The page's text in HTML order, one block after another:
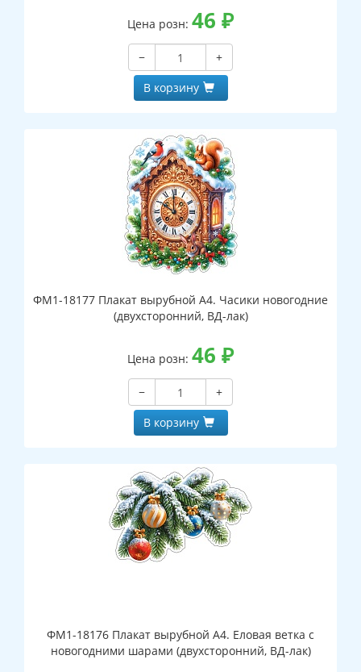
Цена розн: 46 ₽
−
+
В корзину
ФМ1-18177 Плакат вырубной А4. Часики новогодние
(двухсторонний, ВД-лак)
Цена розн: 46 ₽
−
+
В корзину
ФМ1-18176 Плакат вырубной А4. Еловая ветка с
новогодними шарами (двухсторонний, ВД-лак)